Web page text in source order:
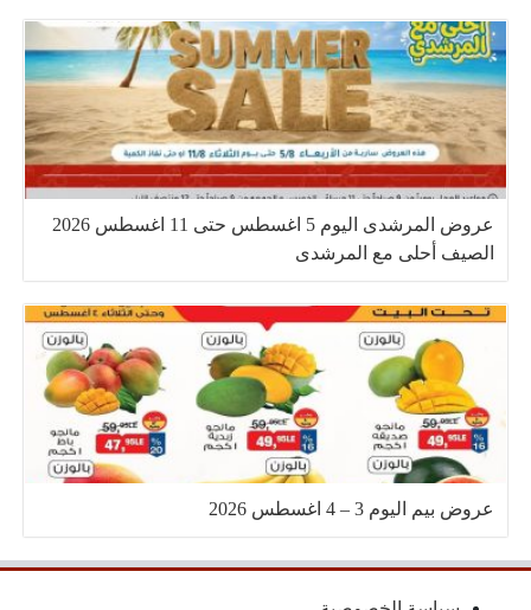
عروض المرشدى اليوم 5 اغسطس حتى 11 اغسطس 2026
الصيف أحلى مع المرشدى
عروض بيم اليوم 3 – 4 اغسطس 2026